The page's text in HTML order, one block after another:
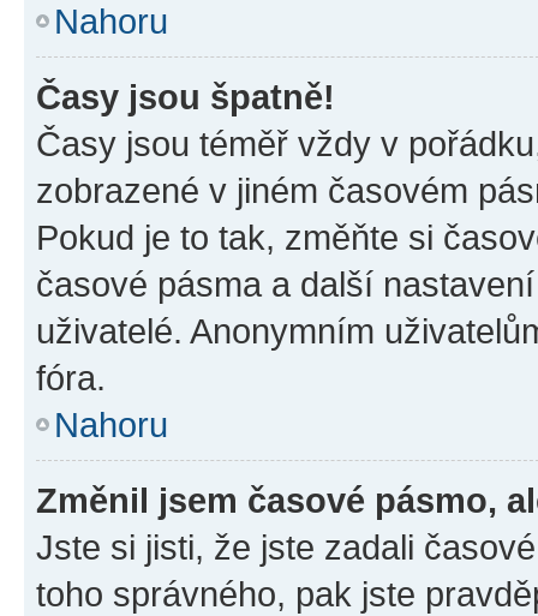
Nahoru
Časy jsou špatně!
Časy jsou téměř vždy v
zobrazené v jiném časovém
Pokud je to tak, změňte si
časové pásma a další
uživatelé. Anonymním
fóra.
Nahoru
Změnil jsem časové pásmo,
Jste si jisti, že jste zadali
toho správného, pak jste